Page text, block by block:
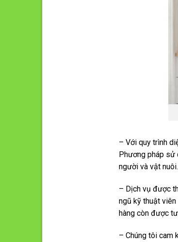
– Với quy trình
Phương pháp sử
người và vật
– Dịch vụ được
ngũ kỹ thuật
hàng còn được
– Chúng tôi cam